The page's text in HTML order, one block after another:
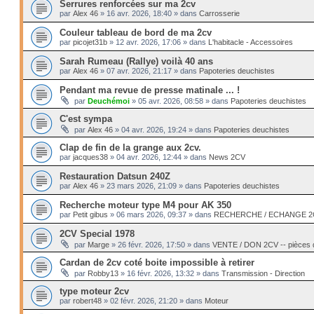
Serrures renforcées sur ma 2cv
par Alex 46» 16 avr. 2026, 18:40» dans Carrosserie
Couleur tableau de bord de ma 2cv
par picojet31b» 12 avr. 2026, 17:06» dans L'habitacle - Accessoires
Sarah Rumeau (Rallye) voilà 40 ans
par Alex 46» 07 avr. 2026, 21:17» dans Papoteries deuchistes
Pendant ma revue de presse matinale ... !
par Deuchémoi» 05 avr. 2026, 08:58» dans Papoteries deuchistes
C'est sympa
par Alex 46» 04 avr. 2026, 19:24» dans Papoteries deuchistes
Clap de fin de la grange aux 2cv.
par jacques38» 04 avr. 2026, 12:44» dans News 2CV
Restauration Datsun 240Z
par Alex 46» 23 mars 2026, 21:09» dans Papoteries deuchistes
Recherche moteur type M4 pour AK 350
par Petit gibus » 06 mars 2026, 09:37» dans RECHERCHE / ECHANGE
2CV Special 1978
par Marge» 26 févr. 2026, 17:50» dans VENTE / DON 2CV -- pièces
Cardan de 2cv coté boite impossible à retirer
par Robby13» 16 févr. 2026, 13:32» dans Transmission - Direction
type moteur 2cv
par robert48» 02 févr. 2026, 21:20» dans Moteur